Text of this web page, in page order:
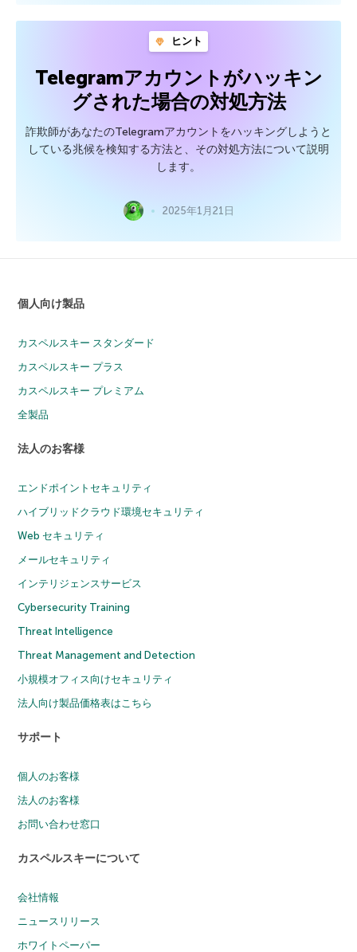
ヒント
Telegramアカウントがハッキン
グされた場合の対処方法
詐欺師があなたのTelegramアカウントをハッキングしようと
している兆候を検知する方法と、その対処方法について説明
します。
2025年1月21日
個人向け製品
カスペルスキー スタンダード
カスペルスキー プラス
カスペルスキー プレミアム
全製品
法人のお客様
エンドポイントセキュリティ
ハイブリッドクラウド環境セキュリティ
Web セキュリティ
メールセキュリティ
インテリジェンスサービス
Cybersecurity Training
Threat Intelligence
Threat Management and Detection
小規模オフィス向けセキュリティ
法人向け製品価格表はこちら
サポート
個人のお客様
法人のお客様
お問い合わせ窓口
カスペルスキーについて
会社情報
ニュースリリース
ホワイトペーパー